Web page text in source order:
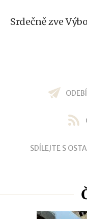
Srdečně zve
SDÍLEJTE S